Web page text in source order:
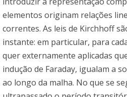
elementos originam relações
correntes. As leis de Kirchhoff
instante: em particular, para
quer externamente aplicadas
indução de Faraday, igualam a
ao longo da malha. No que se